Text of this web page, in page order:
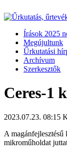
Írások 2025
Megújultunk
Űrkutatási
Archívum
Szerkesztők
Ceres-1
2023.07.23. 08:15
A
mikroműholdat